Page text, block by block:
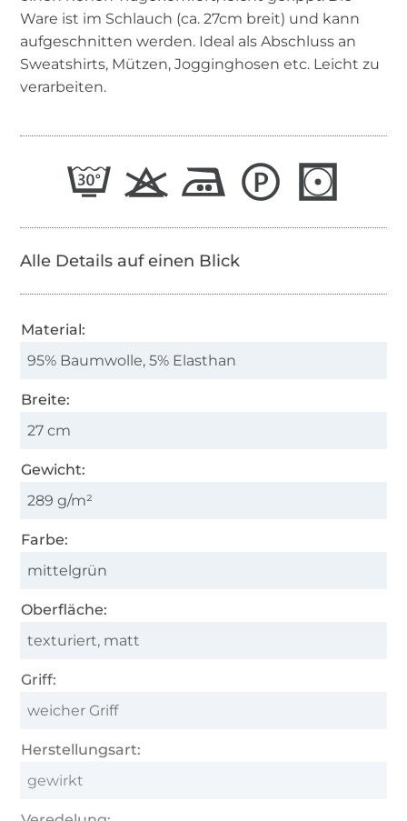
Ware ist im Schlauch (ca. 27cm breit) und kann
aufgeschnitten werden. Ideal als Abschluss an
Sweatshirts, Mützen, Jogginghosen etc. Leicht zu
verarbeiten.
Alle Details auf einen Blick
Material:
95% Baumwolle, 5% Elasthan
Breite:
27 cm
Gewicht:
289 g/m²
Farbe:
mittelgrün
Oberfläche:
texturiert, matt
Griff:
weicher Griff
Herstellungsart:
gewirkt